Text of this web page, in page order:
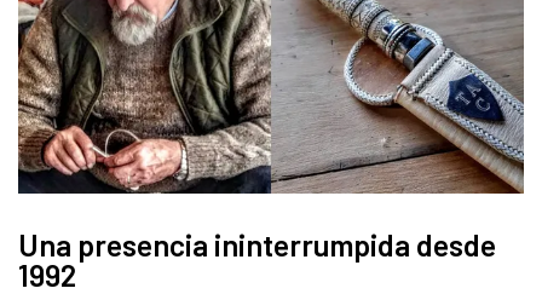
Una presencia ininterrumpida desde
1992